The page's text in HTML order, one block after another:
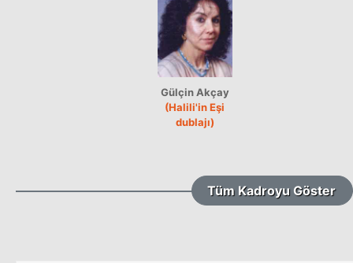
Gülçin Akçay
(Halili'in Eşi
dublajı)
Tüm Kadroyu Göster